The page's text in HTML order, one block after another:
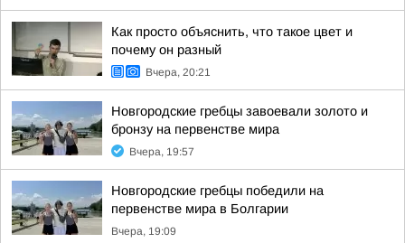
Как просто объяснить, что такое цвет и
почему он разный
Вчера, 20:21
Новгородские гребцы завоевали золото и
бронзу на первенстве мира
Вчера, 19:57
Новгородские гребцы победили на
первенстве мира в Болгарии
Вчера, 19:09